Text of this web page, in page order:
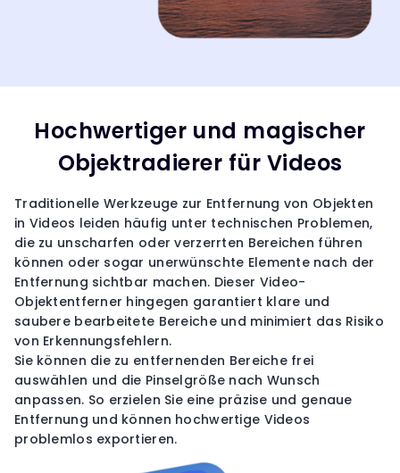
Hochwertiger und magischer
Objektradierer für Videos
Traditionelle Werkzeuge zur Entfernung von Objekten
in Videos leiden häufig unter technischen Problemen,
die zu unscharfen oder verzerrten Bereichen führen
können oder sogar unerwünschte Elemente nach der
Entfernung sichtbar machen. Dieser Video-
Objektentferner hingegen garantiert klare und
saubere bearbeitete Bereiche und minimiert das Risiko
von Erkennungsfehlern.
Sie können die zu entfernenden Bereiche frei
auswählen und die Pinselgröße nach Wunsch
anpassen. So erzielen Sie eine präzise und genaue
Entfernung und können hochwertige Videos
problemlos exportieren.